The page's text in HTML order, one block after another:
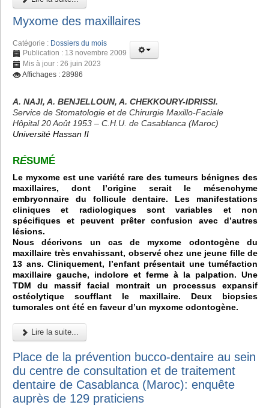
Myxome des maxillaires
Catégorie : Dossiers du mois
Publication : 13 novembre 2009
Mis à jour : 26 juin 2023
Affichages : 28986
A. NAJI, A. BENJELLOUN, A. CHEKKOURY-IDRISSI.
Service de Stomatologie et de Chirurgie Maxillo-Faciale
Hôpital 20 Août 1953 – C.H.U. de Casablanca (Maroc)
Université Hassan II
RÉSUMÉ
Le myxome est une variété rare des tumeurs bénignes des
maxillaires, dont l’origine serait le mésenchyme
embryonnaire du follicule dentaire. Les manifestations
cliniques et radiologiques sont variables et non
spécifiques et peuvent prêter confusion avec d’autres
lésions.
Nous décrivons un cas de myxome odontogène du
maxillaire très envahissant, observé chez une jeune fille de
13 ans. Cliniquement, l’enfant présentait une tuméfaction
maxillaire gauche, indolore et ferme à la palpation. Une
TDM du massif facial montrait un processus expansif
ostéolytique soufflant le maxillaire. Deux biopsies
tumorales ont été en faveur d’un myxome odontogène.
Lire la suite...
Place de la prévention bucco-dentaire au sein
du centre de consultation et de traitement
dentaire de Casablanca (Maroc): enquête
auprès de 129 praticiens